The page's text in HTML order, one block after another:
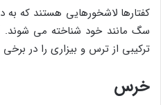
کفتارها لاشخورهایی هستند که
سگ مانند خود شناخته می شوند.
ترکیبی از ترس و بیزاری را در
خرس